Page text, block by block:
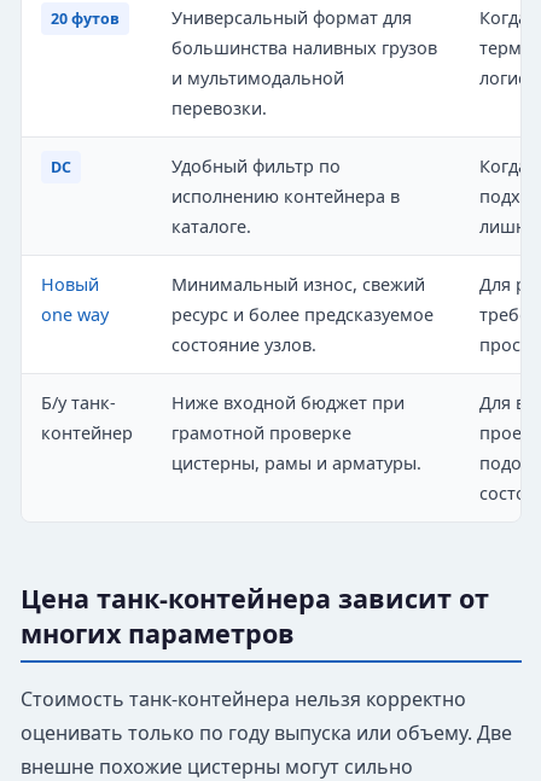
20 футов
Универсальный формат для
большинства наливных грузов
и мультимодальной
перевозки.
Когда
DC
Удобный фильтр по
исполнению контейнера в
каталоге.
Когда
Новый
one way
Минимальный износ, свежий
ресурс и более предсказуемое
состояние узлов.
Для
Б/у танк-
контейнер
Ниже входной бюджет при
грамотной проверке
цистерны, рамы и арматуры.
Для
Цена танк-контейнера зависит от
многих параметров
Стоимость танк-контейнера нельзя корректно
оценивать только по году выпуска или объему. Две
внешне похожие цистерны могут сильно